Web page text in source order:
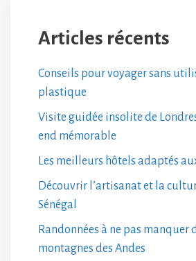
Articles récents
Conseils pour voyager sans
plastique
Visite guidée insolite de
end mémorable
Les meilleurs hôtels adaptés
Découvrir l’artisanat et la
Sénégal
Randonnées à ne pas manquer
montagnes des Andes